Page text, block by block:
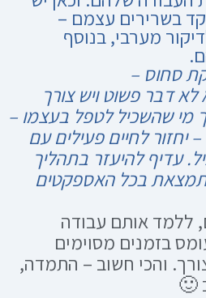
בשרירים עצמם –
דיקור מערבי, בנוסף
סחוס –
לא דבר פשוט ויש צורך
שהשכיל לטפל בעצמו –
יחזור לחיים פעילים עם
עדיף להיעזר בתהליך
בכל האספקטים
ללמד אותם עבודה
בזמנים מסוימים
והכי חשוב – התמדה,
🙂